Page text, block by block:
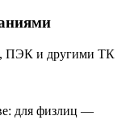
ПЭК и другими ТК
для физлиц —